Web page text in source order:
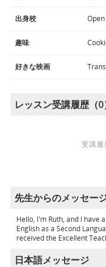
出身校
趣味
好きな映画
レッスン受講履歴（0
受講履
先生からのメッセー
Hello, I'm Ruth, and I have
English as a Second
received the Excellent
日本語メッセージ